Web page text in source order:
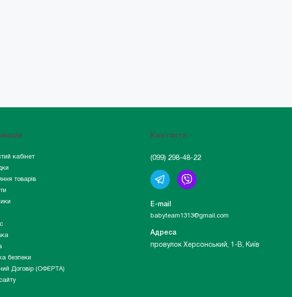
кабінет
товарів
безпеки
Договір (ОФЕРТА)
Контакти
(099) 298-48-22
E-mail
babyteam1313@gmail.com
Адреса
провулок Херсонський, 1-В, Київ